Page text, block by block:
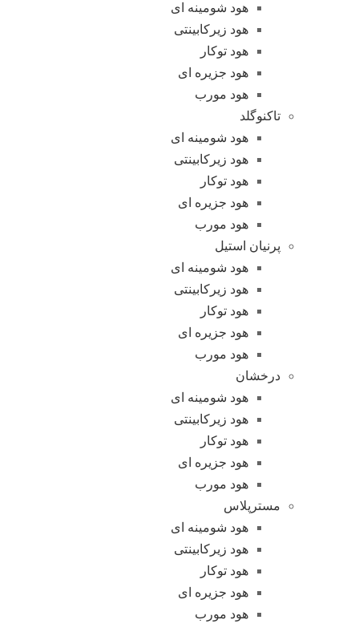
هود شومینه ای
هود زیرکابینتی
هود توکار
هود جزیره ای
هود مورب
تاکنوگلد
هود شومینه ای
هود زیرکابینتی
هود توکار
هود جزیره ای
هود مورب
پرنیان استیل
هود شومینه ای
هود زیرکابینتی
هود توکار
هود جزیره ای
هود مورب
درخشان
هود شومینه ای
هود زیرکابینتی
هود توکار
هود جزیره ای
هود مورب
مسترپلاس
هود شومینه ای
هود زیرکابینتی
هود توکار
هود جزیره ای
هود مورب